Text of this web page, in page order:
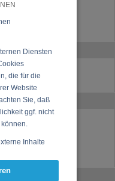
Diensten
die für die
Website
Sie, daß
ggf. nicht
Inhalte
zu